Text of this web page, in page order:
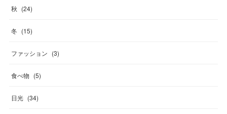
秋 (24)
冬 (15)
ファッション (3)
食べ物 (5)
日光 (34)